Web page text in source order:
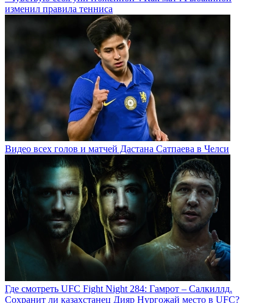
изменил правила тенниса
Видео всех голов и матчей Дастана Сатпаева в Челси
Где смотреть UFC Fight Night 284: Гамрот – Салкиллд.
Сохранит ли казахстанец Дияр Нургожай место в UFC?